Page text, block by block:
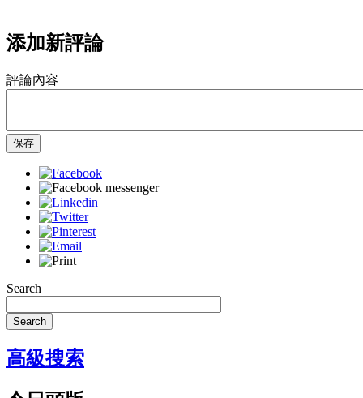
添加新評論
評論內容
保存
Search
Search
高級搜索